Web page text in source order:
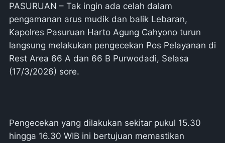
PASURUAN – Tak ingin ada celah dalam
pengamanan arus mudik dan balik Lebaran,
Kapolres Pasuruan Harto Agung Cahyono turun
langsung melakukan pengecekan Pos Pelayanan di
Rest Area 66 A dan 66 B Purwodadi, Selasa
(17/3/2026) sore.
Pengecekan yang dilakukan sekitar pukul 15.30
hingga 16.30 WIB ini bertujuan memastikan